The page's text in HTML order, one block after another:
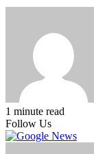
1 minute read
Follow Us